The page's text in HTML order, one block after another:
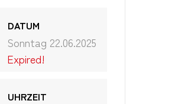
DATUM
Sonntag 22.06.2025
Expired!
UHRZEIT